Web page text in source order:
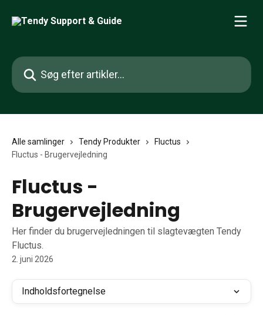
Søg efter artikler...
Alle samlinger Tendy Produkter
Fluctus
Fluctus - Brugervejledning
Fluctus -
Brugervejledning
Her finder du brugervejledningen til slagtevægten Tendy
Fluctus.
2. juni 2026
Indholdsfortegnelse